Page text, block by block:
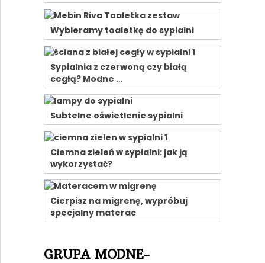
Wybieramy toaletkę do sypialni
Sypialnia z czerwoną czy białą
cegłą? Modne …
Subtelne oświetlenie sypialni
Ciemna zieleń w sypialni: jak ją
wykorzystać?
Cierpisz na migrenę, wypróbuj
specjalny materac
GRUPA MODNE-